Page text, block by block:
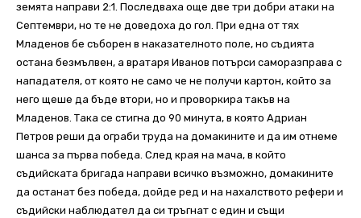
земята направи 2:1. Последваха още две три добри атаки на
Септември, но те не доведоха до гол. При една от тях
Младенов бе съборен в наказателното поле, но съдията
остана безмълвен, а вратаря Иванов потърси саморазправа с
нападателя, от която не само че не получи картон, който за
него щеше да бъде втори, но и проворкира такъв на
Младенов. Така се стигна до 90 минута, в която Адриан
Петров реши да ограби труда на домакините и да им отнеме
шанса за първа победа. След края на мача, в който
съдийската бригада направи всичко възможно, домакините
да останат без победа, дойде ред и на нахалството рефери и
съдийски наблюдател да си тръгнат с един и същи